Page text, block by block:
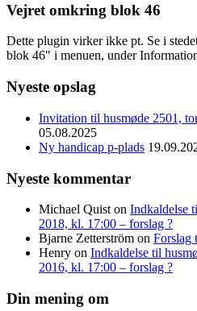
Vejret omkring blok 46
Dette plugin virker ikke pt. Se i
blok 46" i menuen, under
Nyeste opslag
Invitation til husmøde 2501,
05.08.2025
Ny handicap p-plads
Nyeste kommentar
Michael Quist on Indkaldelse
2018, kl. 17:00 – forslag ?
Bjarne Zetterström on Forslag
Henry on Indkaldelse til
2016, kl. 17:00 – forslag ?
Din mening om